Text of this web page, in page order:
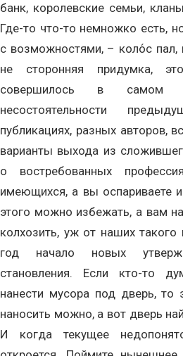
банк, королевские семьи,
Где-то что-то немножко есть,
с возможностями, – коло́с
не сторонняя придумка,
совершилось в самом
несостоятельности
публикациях, разных авторов,
варианты выхода из
о востребованных
имеющихся, а вы оспариваете
этого можно избежать, а вам
колхозить, уж от наших
год начало новых
становления. Если кто-то
нанести мусора под дверь, то
наносить можно, а вот дверь
И когда текущее